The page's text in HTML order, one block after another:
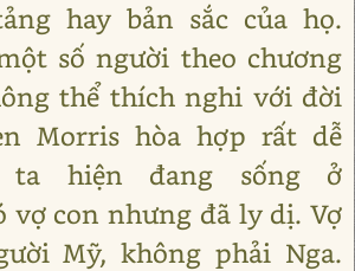
hay bản sắc của họ.
số người theo chương
thể thích nghi với đời
Morris hòa hợp rất dễ
ta hiện đang sống ở
vợ con nhưng đã ly dị. Vợ
Mỹ, không phải Nga.